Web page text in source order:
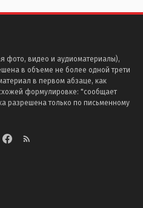
фото, видео и аудиоматериалы),
в объеме не более одной трети
в первом абзаце, как
формулировке: "сообщает
разрешена только по письменному